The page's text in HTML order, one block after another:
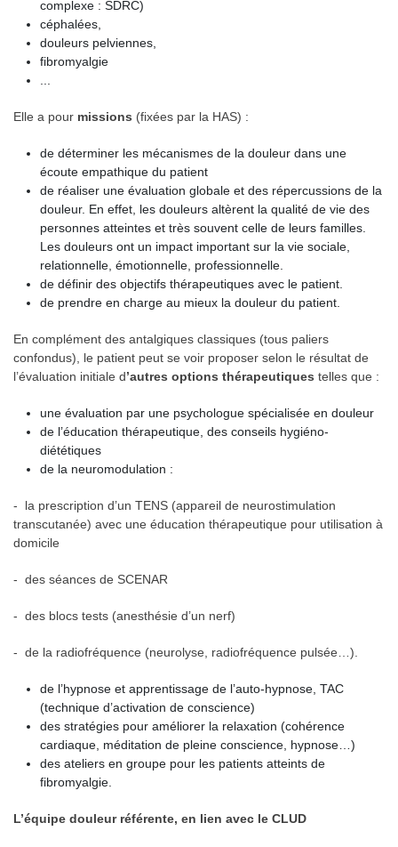
complexe : SDRC)
céphalées,
douleurs pelviennes,
fibromyalgie
...
Elle a pour missions (fixées par la HAS) :
de déterminer les mécanismes de la douleur dans une
écoute empathique du patient
de réaliser une évaluation globale et des répercussions de la
douleur. En effet, les douleurs altèrent la qualité de vie des
personnes atteintes et très souvent celle de leurs familles.
Les douleurs ont un impact important sur la vie sociale,
relationnelle, émotionnelle, professionnelle.
de définir des objectifs thérapeutiques avec le patient.
de prendre en charge au mieux la douleur du patient.
En complément des antalgiques classiques (tous paliers
confondus), le patient peut se voir proposer selon le résultat de
l’évaluation initiale d’autres options thérapeutiques telles que :
une évaluation par une psychologue spécialisée en douleur
de l’éducation thérapeutique, des conseils hygiéno-
diététiques
de la neuromodulation :
- la prescription d’un TENS (appareil de neurostimulation
transcutanée) avec une éducation thérapeutique pour utilisation à
domicile
- des séances de SCENAR
- des blocs tests (anesthésie d’un nerf)
- de la radiofréquence (neurolyse, radiofréquence pulsée…).
de l’hypnose et apprentissage de l’auto-hypnose, TAC
(technique d’activation de conscience)
des stratégies pour améliorer la relaxation (cohérence
cardiaque, méditation de pleine conscience, hypnose…)
des ateliers en groupe pour les patients atteints de
fibromyalgie.
L’équipe douleur référente, en lien avec le CLUD